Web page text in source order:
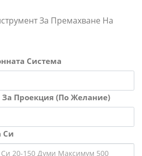
За Премахване На
Система
За Проекция (По Желание)
Си